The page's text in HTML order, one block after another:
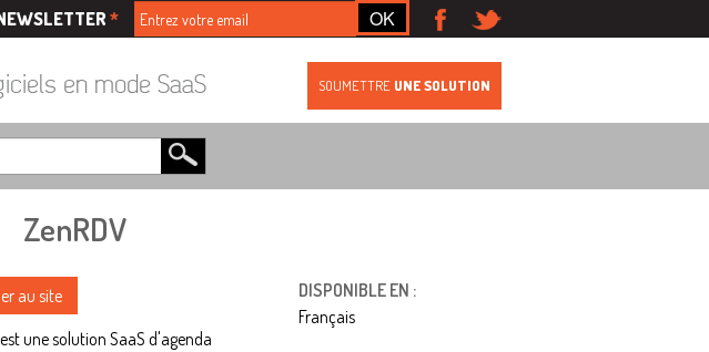
*
en mode SaaS SOUMETTRE UNE SOLUTION
ZenRDV
au site
une solution SaaS d'agenda
DISPONIBLE EN :
Français